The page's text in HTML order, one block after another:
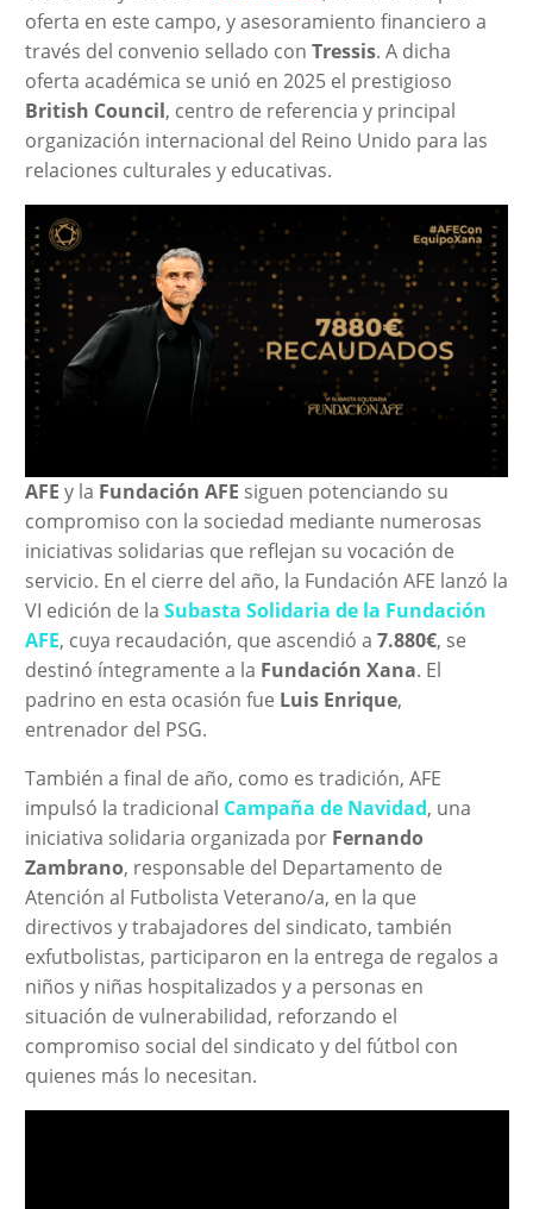
oferta en este campo, y asesoramiento financiero a
través del convenio sellado con Tressis. A dicha
oferta académica se unió en 2025 el prestigioso
British Council, centro de referencia y principal
organización internacional del Reino Unido para las
relaciones culturales y educativas.
AFE y la Fundación AFE siguen potenciando su
compromiso con la sociedad mediante numerosas
iniciativas solidarias que reflejan su vocación de
servicio. En el cierre del año, la Fundación AFE lanzó la
VI edición de la Subasta Solidaria de la Fundación
AFE, cuya recaudación, que ascendió a 7.880€, se
destinó íntegramente a la Fundación Xana. El
padrino en esta ocasión fue Luis Enrique,
entrenador del PSG.
También a final de año, como es tradición, AFE
impulsó la tradicional Campaña de Navidad, una
iniciativa solidaria organizada por Fernando
Zambrano, responsable del Departamento de
Atención al Futbolista Veterano/a, en la que
directivos y trabajadores del sindicato, también
exfutbolistas, participaron en la entrega de regalos a
niños y niñas hospitalizados y a personas en
situación de vulnerabilidad, reforzando el
compromiso social del sindicato y del fútbol con
quienes más lo necesitan.